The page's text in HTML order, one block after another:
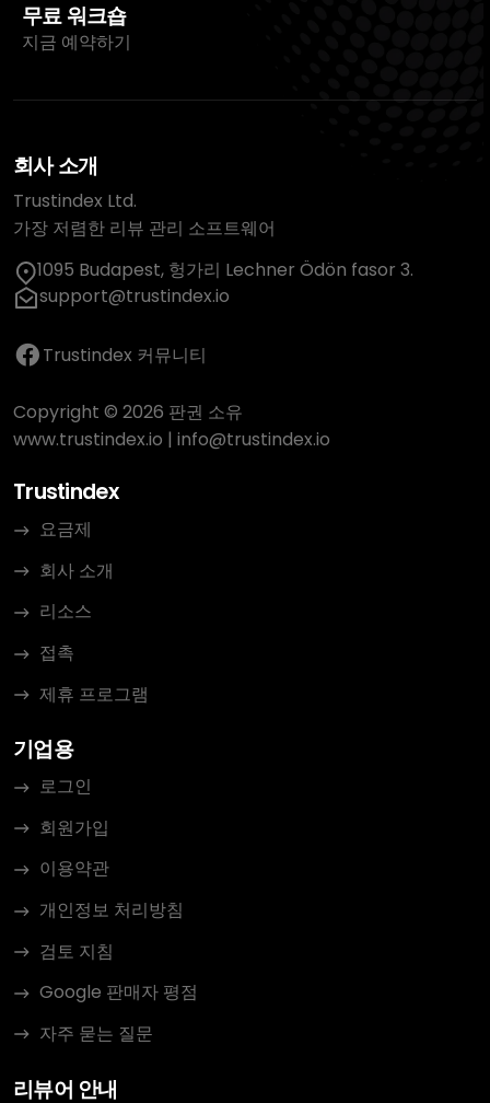
무료 워크숍
지금 예약하기
회사 소개
Trustindex Ltd.
가장 저렴한 리뷰 관리 소프트웨어
1095 Budapest, 헝가리 Lechner Ödön fasor 3.
support@trustindex.io
Trustindex 커뮤니티
Copyright © 2026 판권 소유
www.trustindex.io | info@trustindex.io
Trustindex
요금제
회사 소개
리소스
접촉
제휴 프로그램
기업용
로그인
회원가입
이용약관
개인정보 처리방침
검토 지침
Google 판매자 평점
자주 묻는 질문
리뷰어 안내